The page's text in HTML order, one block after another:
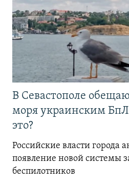
В Севастополе
моря украинским
это?
Российские власти города
появление новой системы
беспилотников